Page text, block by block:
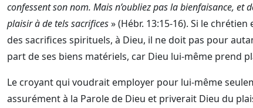
confessent son nom. Mais n’oubliez pas la bienfaisance, et
plaisir à de tels sacrifices» (Hébr. 13:15-16). Si le
des sacrifices spirituels, à Dieu, il ne doit pas pour
part de ses biens matériels, car Dieu lui-même prend
Le croyant qui voudrait employer pour lui-même
assurément à la Parole de Dieu et priverait Dieu du